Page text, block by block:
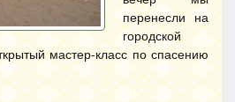
перенесли на
городской
мастер-класс по спасению